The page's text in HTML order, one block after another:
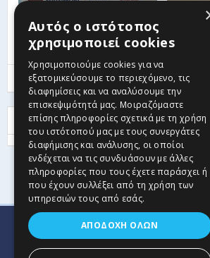
Τραγούδι η Ζωή
μας
Show More
Υποστηρικτές Ιστσελίδας
Αυτός ο ιστότοπος
χρησιμοποιεί cookies
Χρησιμοποιούμε cookies για να
εξατομικεύσουμε το περιεχόμενο, τις
διαφημίσεις και να αναλύσουμε την
επισκεψιμότητά μας. Μοιραζόμαστε
επίσης πληροφορίες σχετικά με τη χρήση
του ιστότοπού μας με τους συνεργάτες
διαφήμισης και ανάλυσης, οι οποίοι
ενδέχεται να τις συνδυάσουν με άλλες
πληροφορίες που τους έχετε παράσχει ή
που έχουν συλλέξει από τη χρήση των
υπηρεσιών τους από εσάς.
ΑΠΟΔΟΧΉ ΌΛΩΝ